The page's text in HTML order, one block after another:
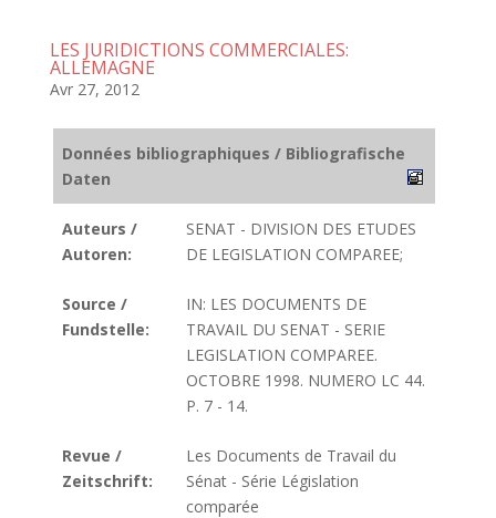
LES JURIDICTIONS COMMERCIALES:
ALLEMAGNE
Avr 27, 2012
Données bibliographiques / Bibliografische
Daten
Auteurs /
Autoren:
SENAT - DIVISION DES ETUDES
DE LEGISLATION COMPAREE;
Source /
Fundstelle:
IN: LES DOCUMENTS DE
TRAVAIL DU SENAT - SERIE
LEGISLATION COMPAREE.
OCTOBRE 1998. NUMERO LC 44.
P. 7 - 14.
Revue /
Zeitschrift:
Les Documents de Travail du
Sénat - Série Législation
comparée